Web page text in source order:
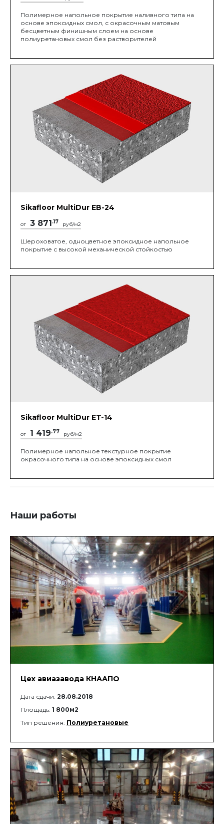
Полимерное напольное покрытие наливного типа на
основе эпоксидных смол, с окрасочным матовым
бесцветным финишным слоем на основе
полиуретановых смол без растворителей
Sikafloor MultiDur EB-24
от 3 871.17 руб/м2
Шероховатое, одноцветное эпоксидное напольное
покрытие с высокой механической стойкостью
Sikafloor MultiDur ET-14
от 1 419.77 руб/м2
Полимерное напольное текстурное покрытие
окрасочного типа на основе эпоксидных смол
Наши работы
Цех авиазавода КНААПО
Дата сдачи: 28.08.2018
Площадь: 1 800м2
Тип решения: Полиуретановые